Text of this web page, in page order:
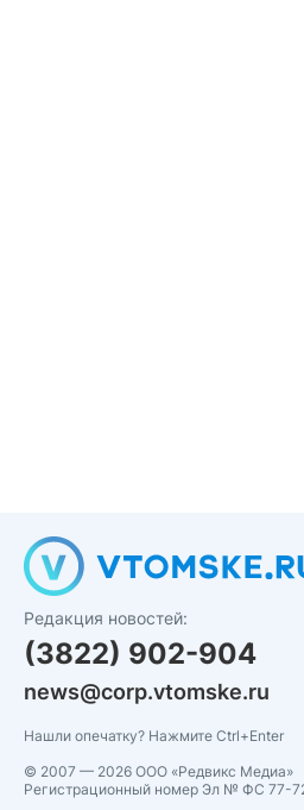
Редакция новостей:
(3822) 902-904
news@corp.vtomske.ru
Нашли опечатку? Нажмите Ctrl+Enter
© 2007 — 2026 ООО «Редвикс Медиа»
Регистрационный номер Эл № ФС 77-